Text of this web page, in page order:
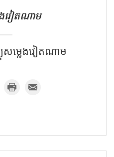
ងវៀតណាម
សម្លេងវៀតណាម